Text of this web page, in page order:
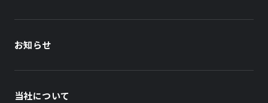
お知らせ
当社について